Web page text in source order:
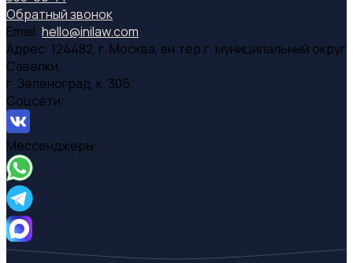
Обратный звонок
Email: hello@inilaw.com
Адрес: 124482, г. Москва, вн.тер.г. муниципальный округ
Савелки,
г. Зеленоград, к. 305
Соцсети:
Мессенджеры: